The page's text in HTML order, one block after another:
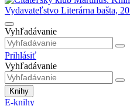
Vyhľadávanie
Prihlásiť
Vyhľadávanie
Knihy
E-knihy